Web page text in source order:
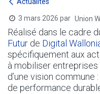
Actualités
3 mars 2026 par Union
Réalisé dans le cadre
Futur de Digital
spécifiquement aux
à mobiliser
d’une vision commune
de performance